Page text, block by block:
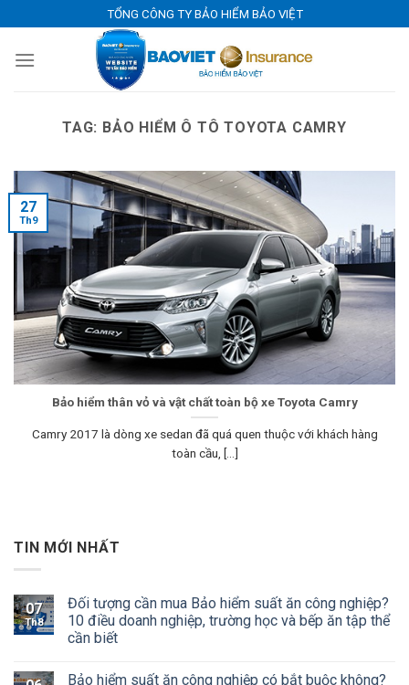
to
content
TỔNG CÔNG TY BẢO HIỂM BẢO VIỆT
TAG: BẢO HIỂM Ô TÔ TOYOTA CAMRY
Bảo hiểm thân vỏ và vật chất toàn bộ xe Toyota Camry
Camry 2017 là dòng xe sedan đã quá quen thuộc với khách hàng
toàn cầu, [...]
27
Th9
TIN MỚI NHẤT
07
Th8
Đối tượng cần mua Bảo hiểm suất ăn công nghiệp?
10 điều doanh nghiệp, trường học và bếp ăn tập thể
cần biết
Bảo hiểm suất ăn công nghiệp có bắt buộc không?